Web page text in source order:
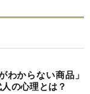
からない商品」
の心理とは？